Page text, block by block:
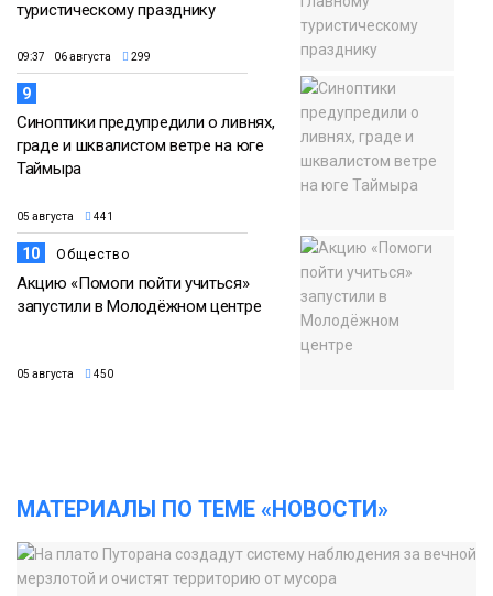
туристическому празднику
09:37 06 августа 299
9
Синоптики предупредили о ливнях,
граде и шквалистом ветре на юге
Таймыра
05 августа 441
10 Общество
Акцию «Помоги пойти учиться»
запустили в Молодёжном центре
05 августа 450
МАТЕРИАЛЫ ПО ТЕМЕ «НОВОСТИ»